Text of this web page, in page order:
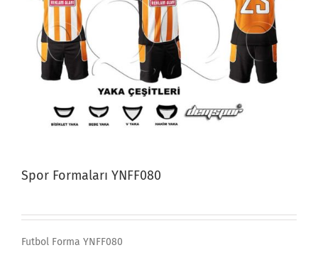
Spor Formaları YNFF080
Futbol Forma YNFF080